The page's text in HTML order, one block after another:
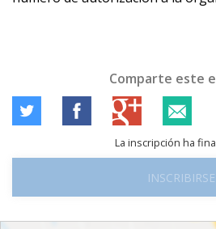
Comparte este
La inscripción ha
INSCRIBIRSE